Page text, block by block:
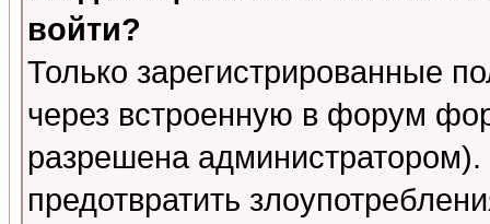
войти?
Только зарегистрированные
через встроенную в форум
разрешена
предотвратить